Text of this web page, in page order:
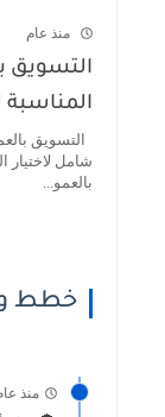
منذ عام
التسويق
المناسبة
التسويق
شامل لاختيار
بالعمو...
خطط
منذ